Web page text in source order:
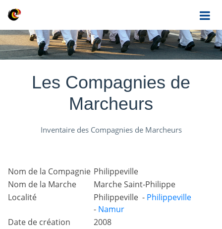
Les Compagnies de
Marcheurs
Inventaire des Compagnies de Marcheurs
Nom de la Compagnie Philippeville
Nom de la Marche
Marche Saint-Philippe
Localité
Philippeville - Philippeville
- Namur
Date de création
2008